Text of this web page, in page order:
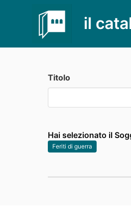
il
Titolo
Hai selezionato il
Feriti di guerra